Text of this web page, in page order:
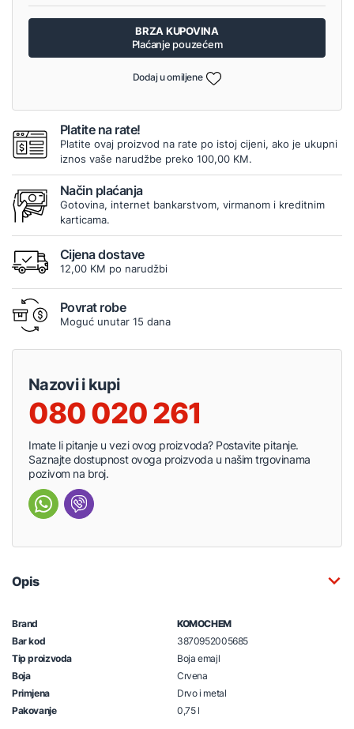
BRZA KUPOVINA
Plaćanje pouzećem
Dodaj u omiljene
Platite na rate!
Platite ovaj proizvod na rate po istoj cijeni, ako je ukupni
iznos vaše narudžbe preko 100,00 KM.
Način plaćanja
Gotovina, internet bankarstvom, virmanom i kreditnim
karticama.
Cijena dostave
12,00 KM po narudžbi
Povrat robe
Moguć unutar 15 dana
Nazovi i kupi
080 020 261
Imate li pitanje u vezi ovog proizvoda? Postavite pitanje.
Saznajte dostupnost ovoga proizvoda u našim trgovinama
pozivom na broj.
Opis
Brand
KOMOCHEM
Bar kod
3870952005685
Tip proizvoda
Boja emajl
Boja
Crvena
Primjena
Drvo i metal
Pakovanje
0,75 l